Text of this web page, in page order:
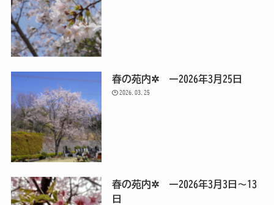
春の苑内✲ ー2026年3月25日
2026.03.25
春の苑内✲ ー2026年3月3日～13
日